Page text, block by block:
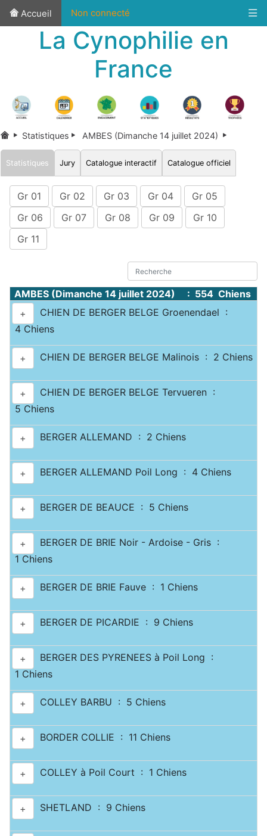
Accueil Non connecté
La Cynophilie en
France
Statistiques AMBES (Dimanche 14 juillet 2024)
Statistiques Jury Catalogue interactif Catalogue officiel
Gr 01 Gr 02 Gr 03 Gr 04
Gr 05
Gr 06
Gr 07 Gr 08 Gr 09
Gr 10
Gr 11
AMBES (Dimanche 14 juillet 2024) : 554 Chiens
+
CHIEN DE BERGER BELGE Groenendael :
4 Chiens
+ CHIEN DE BERGER BELGE Malinois : 2 Chiens
+
CHIEN DE BERGER BELGE Tervueren :
5 Chiens
+ BERGER ALLEMAND : 2 Chiens
+ BERGER ALLEMAND Poil Long : 4 Chiens
+ BERGER DE BEAUCE : 5 Chiens
+
BERGER DE BRIE Noir - Ardoise - Gris :
1 Chiens
+ BERGER DE BRIE Fauve : 1 Chiens
+ BERGER DE PICARDIE : 9 Chiens
+
BERGER DES PYRENEES à Poil Long :
1 Chiens
+ COLLEY BARBU : 5 Chiens
+ BORDER COLLIE : 11 Chiens
+ COLLEY à Poil Court : 1 Chiens
+ SHETLAND : 9 Chiens